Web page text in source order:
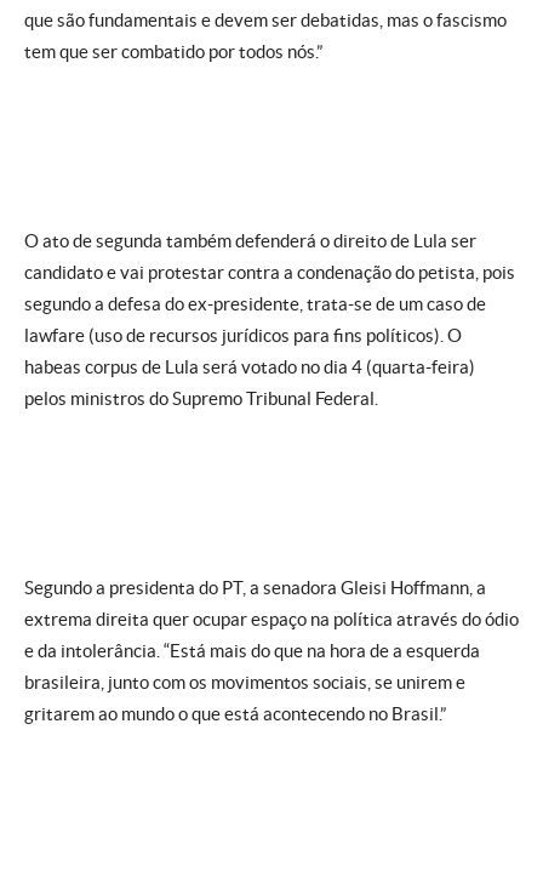
que são fundamentais e devem ser debatidas, mas o fascismo
tem que ser combatido por todos nós.”
O ato de segunda também defenderá o direito de Lula ser
candidato e vai protestar contra a condenação do petista, pois
segundo a defesa do ex-presidente, trata-se de um caso de
lawfare (uso de recursos jurídicos para fins políticos). O
habeas corpus de Lula será votado no dia 4 (quarta-feira)
pelos ministros do Supremo Tribunal Federal.
Segundo a presidenta do PT, a senadora Gleisi Hoffmann, a
extrema direita quer ocupar espaço na política através do ódio
e da intolerância. “Está mais do que na hora de a esquerda
brasileira, junto com os movimentos sociais, se unirem e
gritarem ao mundo o que está acontecendo no Brasil.”